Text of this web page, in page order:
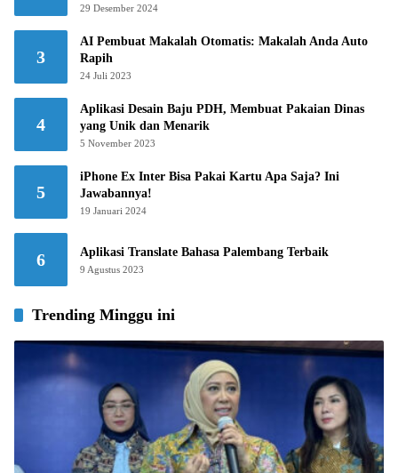
29 Desember 2024
3
AI Pembuat Makalah Otomatis: Makalah Anda Auto
Rapih
24 Juli 2023
4
Aplikasi Desain Baju PDH, Membuat Pakaian Dinas
yang Unik dan Menarik
5 November 2023
5
iPhone Ex Inter Bisa Pakai Kartu Apa Saja? Ini
Jawabannya!
19 Januari 2024
6 Aplikasi Translate Bahasa Palembang Terbaik
9 Agustus 2023
Trending Minggu ini